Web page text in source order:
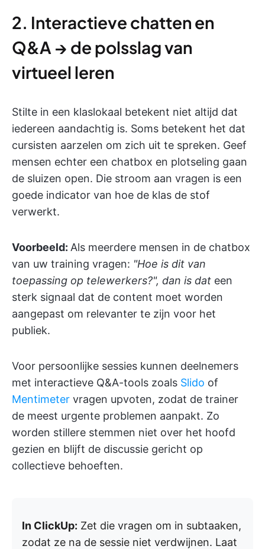
2. Interactieve chatten en
Q&A → de polsslag van
virtueel leren
Stilte in een klaslokaal betekent niet altijd dat
iedereen aandachtig is. Soms betekent het dat
cursisten aarzelen om zich uit te spreken. Geef
mensen echter een chatbox en plotseling gaan
de sluizen open. Die stroom aan vragen is een
goede indicator van hoe de klas de stof
verwerkt.
Voorbeeld: Als meerdere mensen in de chatbox
van uw training vragen: "Hoe is dit van
toepassing op telewerkers?", dan is dat een
sterk signaal dat de content moet worden
aangepast om relevanter te zijn voor het
publiek.
Voor persoonlijke sessies kunnen deelnemers
met interactieve Q&A-tools zoals Slido of
Mentimeter vragen upvoten, zodat de trainer
de meest urgente problemen aanpakt. Zo
worden stillere stemmen niet over het hoofd
gezien en blijft de discussie gericht op
collectieve behoeften.
In ClickUp: Zet die vragen om in subtaaken,
zodat ze na de sessie niet verdwijnen. Laat